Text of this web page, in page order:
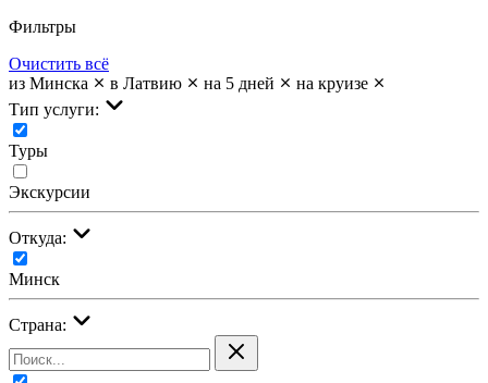
Фильтры
Очистить всё
из Минска
в Латвию на 5 дней
на круизе
Тип услуги:
Туры
Экскурсии
Откуда:
Минск
Страна: